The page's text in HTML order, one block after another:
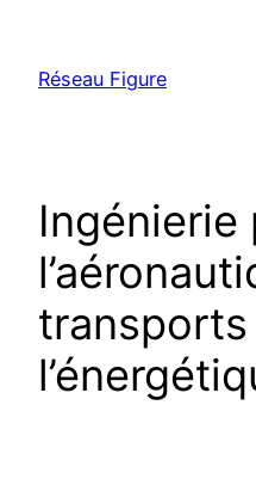
contenu
Réseau Figure
Ingénierie